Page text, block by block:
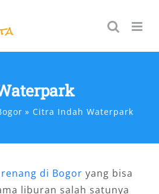
Citra Indah Waterpark
di Bogor yang bisa
liburan salah satunya